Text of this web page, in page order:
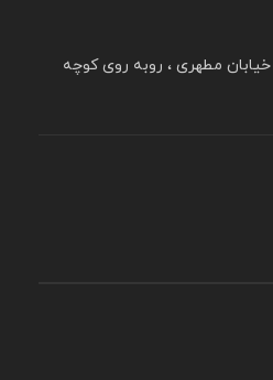
مطهری ، روبه روی کوچه